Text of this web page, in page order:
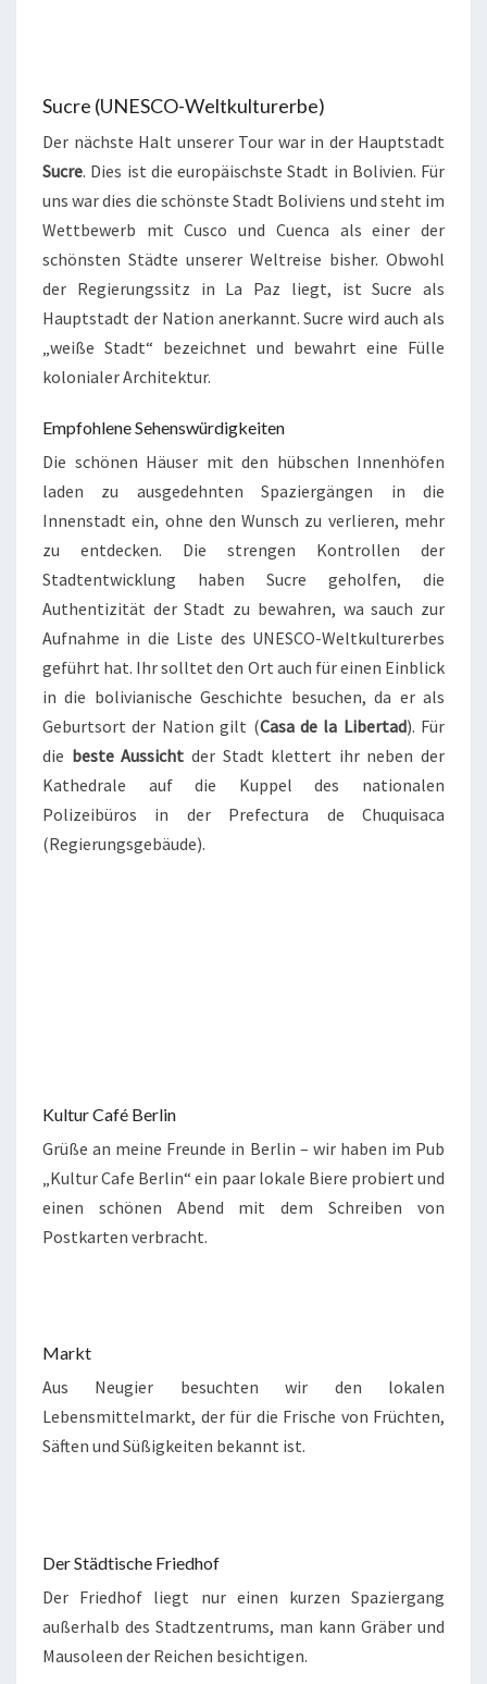
Sucre (UNESCO-Weltkulturerbe)
Der nächste Halt unserer Tour war in der Hauptstadt
Sucre. Dies ist die europäischste Stadt in Bolivien. Für
uns war dies die schönste Stadt Boliviens und steht im
Wettbewerb mit Cusco und Cuenca als einer der
schönsten Städte unserer Weltreise bisher. Obwohl
der Regierungssitz in La Paz liegt, ist Sucre als
Hauptstadt der Nation anerkannt. Sucre wird auch als
„weiße Stadt“ bezeichnet und bewahrt eine Fülle
kolonialer Architektur.
Empfohlene Sehenswürdigkeiten
Die schönen Häuser mit den hübschen Innenhöfen
laden zu ausgedehnten Spaziergängen in die
Innenstadt ein, ohne den Wunsch zu verlieren, mehr
zu entdecken. Die strengen Kontrollen der
Stadtentwicklung haben Sucre geholfen, die
Authentizität der Stadt zu bewahren, wa sauch zur
Aufnahme in die Liste des UNESCO-Weltkulturerbes
geführt hat. Ihr solltet den Ort auch für einen Einblick
in die bolivianische Geschichte besuchen, da er als
Geburtsort der Nation gilt (Casa de la Libertad). Für
die beste Aussicht der Stadt klettert ihr neben der
Kathedrale auf die Kuppel des nationalen
Polizeibüros in der Prefectura de Chuquisaca
(Regierungsgebäude).
Kultur Café Berlin
Grüße an meine Freunde in Berlin – wir haben im Pub
„Kultur Cafe Berlin“ ein paar lokale Biere probiert und
einen schönen Abend mit dem Schreiben von
Postkarten verbracht.
Markt
Aus Neugier besuchten wir den lokalen
Lebensmittelmarkt, der für die Frische von Früchten,
Säften und Süßigkeiten bekannt ist.
Der Städtische Friedhof
Der Friedhof liegt nur einen kurzen Spaziergang
außerhalb des Stadtzentrums, man kann Gräber und
Mausoleen der Reichen besichtigen.